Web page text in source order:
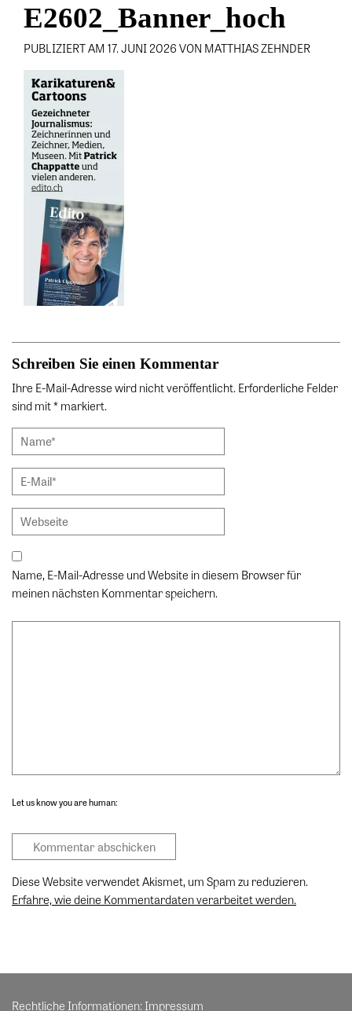
E2602_Banner_hoch
PUBLIZIERT AM 17. JUNI 2026 VON MATTHIAS ZEHNDER
Schreiben Sie einen Kommentar
Ihre E-Mail-Adresse wird nicht veröffentlicht. Erforderliche Felder
sind mit * markiert.
Name, E-Mail-Adresse und Website in diesem Browser für
meinen nächsten Kommentar speichern.
Let us know you are human:
Diese Website verwendet Akismet, um Spam zu reduzieren.
Erfahre, wie deine Kommentardaten verarbeitet werden.
Rechtliche Informationen: Impressum